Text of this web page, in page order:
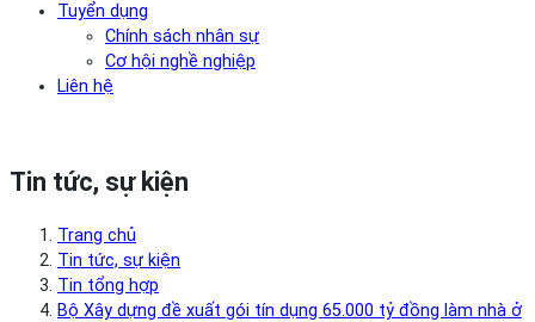
Tuyển dụng
Chính sách nhân sự
Cơ hội nghề nghiệp
Liên hệ
Tin tức, sự kiện
Trang chủ
Tin tức, sự kiện
Tin tổng hợp
Bộ Xây dựng đề xuất gói tín dụng 65.000 tỷ đồng làm nhà ở